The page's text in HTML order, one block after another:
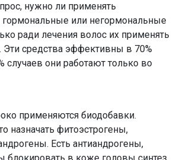
нужно ли применять
гормональные или негормональные
ради лечения волос их применять
Эти средства эффективны в 70%
случаев они работают только во
применяются биодобавки.
назначать фитоэстрогены,
Есть антиандрогены,